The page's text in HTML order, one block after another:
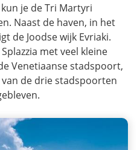
je de Tri Martyri
Naast de haven, in het
de Joodse wijk Evriaki.
met veel kleine
Venetiaanse stadspoort,
de drie stadspoorten